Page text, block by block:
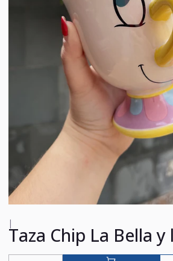
|
Taza Chip La Bella y